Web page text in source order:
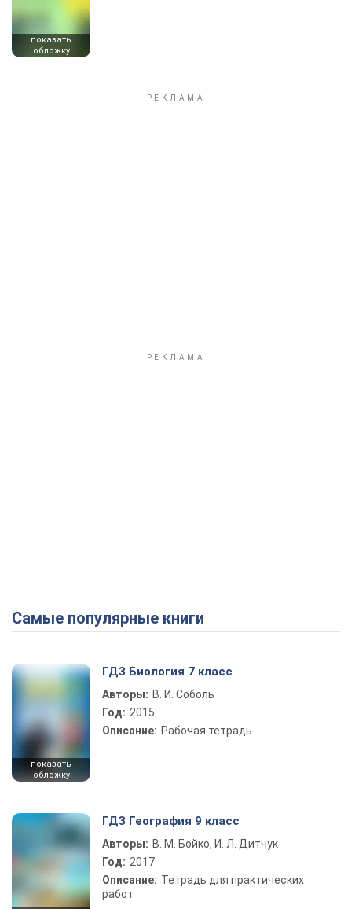
показать
обложку
Самые популярные книги
показать
обложку
ГДЗ Биология 7 класс
Авторы: В. И. Соболь
Год: 2015
Описание: Рабочая тетрадь
ГДЗ География 9 класс
Авторы: В. М. Бойко, И. Л. Дитчук
Год: 2017
Описание: Тетрадь для практических
работ